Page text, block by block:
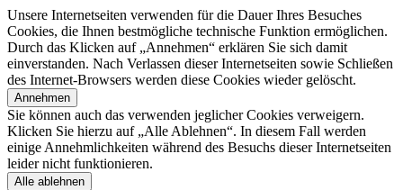
Unsere Internetseiten verwenden für die Dauer Ihres Besuches
Cookies, die Ihnen bestmögliche technische Funktion ermöglichen.
Durch das Klicken auf „Annehmen“ erklären Sie sich damit
einverstanden. Nach Verlassen dieser Internetseiten sowie Schließen
des Internet-Browsers werden diese Cookies wieder gelöscht.
Annehmen
Sie können auch das verwenden jeglicher Cookies verweigern.
Klicken Sie hierzu auf „Alle Ablehnen“. In diesem Fall werden
einige Annehmlichkeiten während des Besuchs dieser Internetseiten
leider nicht funktionieren.
Alle ablehnen